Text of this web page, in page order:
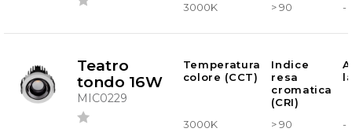
3000K > 90 -
Teatro
tondo 16W
MIC0229
Temperatura
colore (CCT)
Indice
resa
cromatica
(CRI)
3000K > 90 -